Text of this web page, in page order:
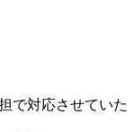
で対応させていた